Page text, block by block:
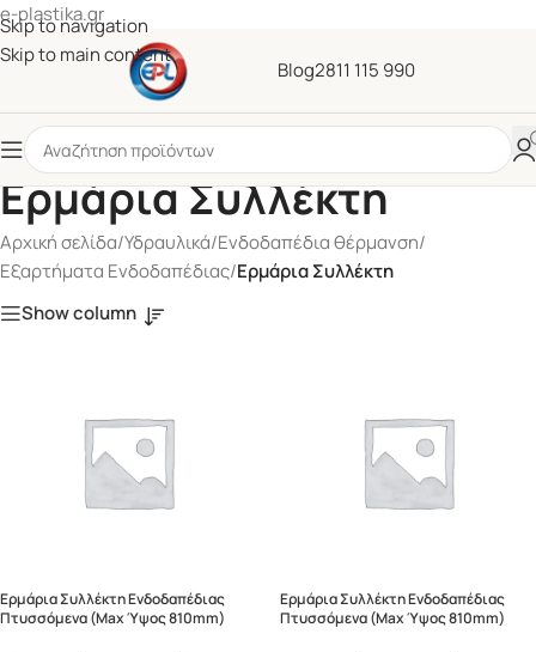
e-plastika.gr
Skip to navigation
Skip to main content
Blog2811 115 990
Ερμάρια Συλλέκτη
Αρχική σελίδα/Υδραυλικά/Ενδοδαπέδια θέρμανση/
Εξαρτήματα Ενδοδαπέδιας/Ερμάρια Συλλέκτη
Show column
Ερμάρια Συλλέκτη Ενδοδαπέδιας
Πτυσσόμενα (max Ύψος 810mm)
Ερμάρια Συλλέκτη Ενδοδαπέδιας
Πτυσσόμενα (max Ύψος 810mm)